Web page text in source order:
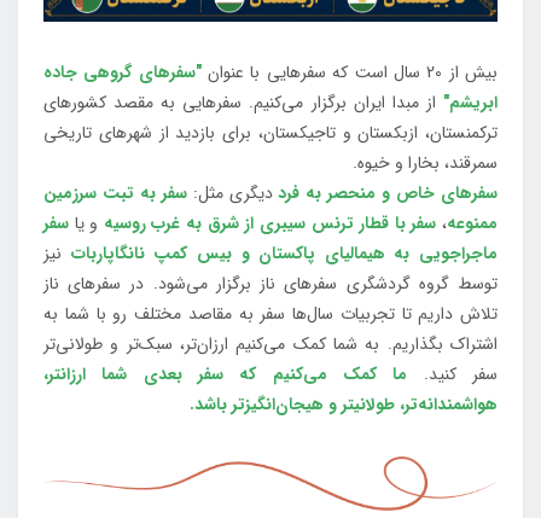
بیش از 20 سال است که سفرهایی با عنوان
"سفرهای گروهی جاده
ابریشم" از مبدا ایران برگزار می‌کنیم. سفرهایی به مقصد کشورهای
ترکمنستان، ازبکستان و تاجیکستان، برای بازدید از شهرهای تاریخی
سمرقند، بخارا و خیوه.
سفرهای خاص و منحصر به فرددیگری مثل:سفر به تبت سرزمین
ممنوعه، سفر با قطار ترنس سیبری از شرق به غرب روسیه و یا سفر
ماجراجویی به هیمالیای پاکستان و بیس کمپ نانگاپاربات نیز
توسط گروه گردشگری سفرهای ناز برگزار می‌شود. در سفرهای ناز
تلاش داریم تا تجربیات سال‌ها سفر به مقاصد مختلف رو با شما به
اشتراک بگذاریم. به شما کمک می‌کنیم ارزان‌تر، سبک‌تر و طولانی‌تر
سفر کنید. ما کمک می‌کنیم که سفر بعدی شما ارزانتر،
هواشمندانه‌تر، طولانی‎تر و هیجان‌انگیزتر باشد.